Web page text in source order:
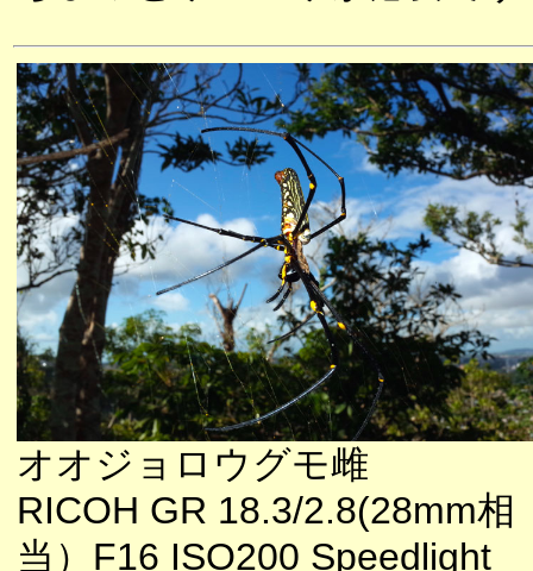
オオジョロウグモ雌
RICOH GR 18.3/2.8(28mm相
当）F16 ISO200 Speedlight